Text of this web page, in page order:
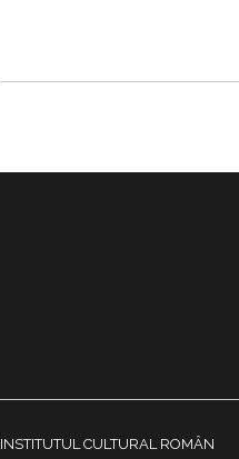
INSTITUTUL CULTURAL ROMÂN